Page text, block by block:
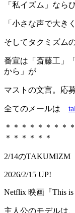
「私イズム」なら
「小さな声で大き
そしてタクミズム
番宣は「斎藤工」
から」が
マストの文言。応
全てのメールは
＊＊＊＊＊＊＊＊
＊＊＊＊＊＊
2/14のTAKUMIZM
2026/2/15 UP!
Netflix 映画『This
主人公のモデルは